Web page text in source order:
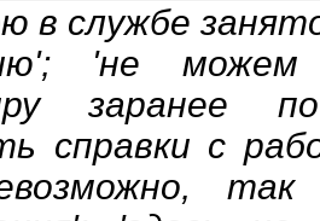
в службе
'не можем
заранее
справки с
так